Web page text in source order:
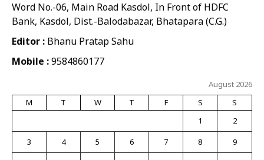
Word No.-06, Main Road Kasdol, In Front of HDFC
Bank, Kasdol, Dist.-Balodabazar, Bhatapara (C.G.)
Editor : Bhanu Pratap Sahu
Mobile :9584860177
August 2026
M
T W T F S
S
1
2
3
4 5 6 7 8
9